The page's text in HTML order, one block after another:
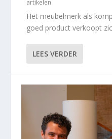
artikelen
Het meubelmerk als
goed product verkoopt
LEES VERDER